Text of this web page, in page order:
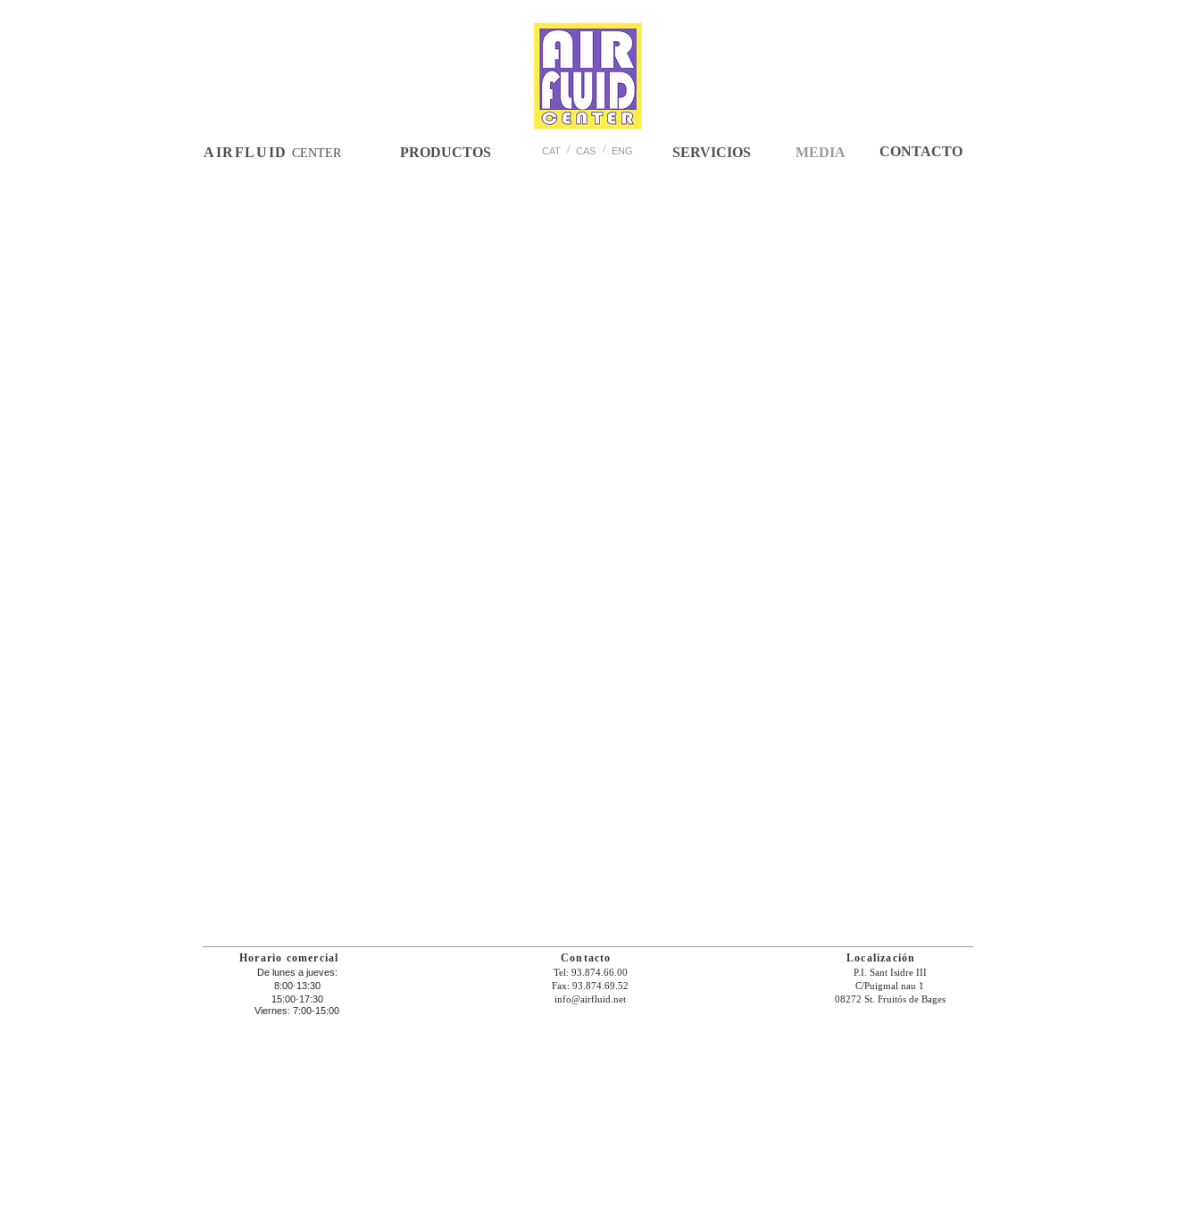
AIRFLUID CENTER PRODUCTOS CAS SERVICIOS MEDIA CONTACTO
Localización
Contacto
Horario comercial
De lunes a jueves:
8:00·13:30
15:00·17:30
Viernes: 7:00-15:00
Tel: 93.874.66.00
Fax: 93.874.69.52
info@airfluid.net
P.I. Sant Isidre III
C/Puigmal nau 1
08272 St. Fruitós de Bages
ENG
/
/
CAT